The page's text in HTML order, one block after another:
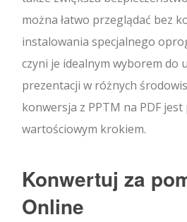
można łatwo przeglądać bez
instalowania specjalnego
czyni je idealnym wyborem do
prezentacji w różnych
konwersja z PPTM na PDF
wartościowym krokiem.
Konwertuj za
Online